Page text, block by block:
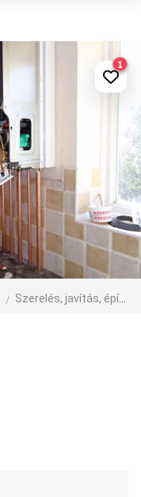
Szerelés, javítás, építkezés
1